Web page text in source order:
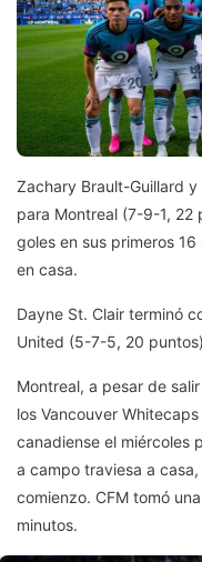
Zachary Brault-Guillard
para Montreal (7-9-1, 22
goles en sus primeros
en casa.
Dayne St. Clair terminó
United (5-7-5, 20
Montreal, a pesar de
los Vancouver
canadiense el miércoles
a campo traviesa a
comienzo. CFM tomó
minutos.